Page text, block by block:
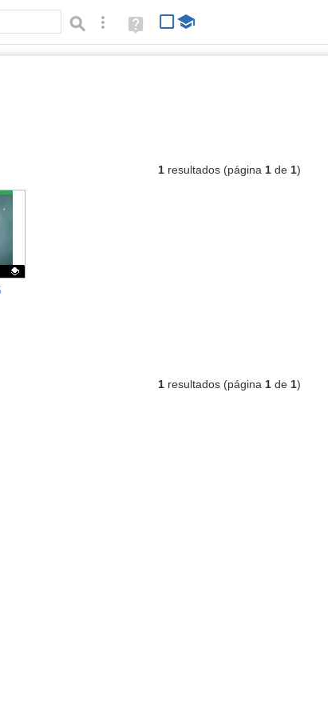
Búsqueda avanzada
Ayuda
(en
1resultados (página 1de 1)
1resultados (página 1de 1)